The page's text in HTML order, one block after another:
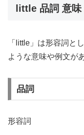
little 品詞 意味
「little」は形容詞と
ような意味や例文が
品詞
形容詞